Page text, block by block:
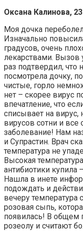
Оксана Калинова,
Моя дочка
Изначально
градусов, очень
лекарствами. Вызов
раз подтвердил, что
посмотрела дочку,
чистые, горло
нет – скорее вирус
впечатление, что
списывает на вирус,
вирусов сотни и
заболевание! Нам
и Супрастин. Врач
температура не
Высокая
антибиотики купила
Нашла в инете
подождать и
вечеру температура
розовая сыпь,
появилась! В общем
розеолу и считают